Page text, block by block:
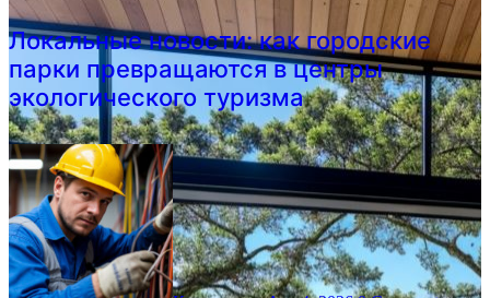
Локальные новости: как городские
парки превращаются в центры
экологического туризма